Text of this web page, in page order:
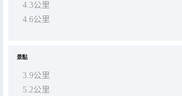
4.3公里
4.6公里
景點
3.9公里
5.2公里